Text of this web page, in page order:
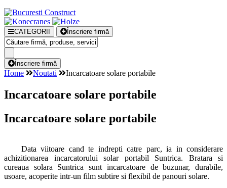
CATEGORII Înscriere firmă
Înscriere firmă
Home Noutati Incarcatoare solare portabile
Incarcatoare solare portabile
Incarcatoare solare portabile
Data viitoare cand te indrepti catre parc, ia in considerare
achizitionarea incarcatorului solar portabil Suntrica. Bratara si
cureaua solara Suntrica sunt incarcatoare de buzunar, durabile,
usoare, acoperite intr-un film subtire si flexibil de panouri solare.